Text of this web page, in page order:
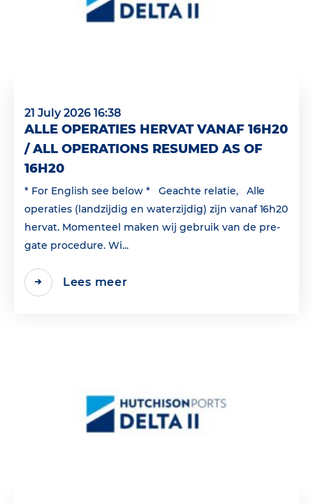
21 July 2026 16:38
ALLE OPERATIES HERVAT VANAF 16H20
/ ALL OPERATIONS RESUMED AS OF
16H20
* For English see below * Geachte relatie, Alle
operaties (landzijdig en waterzijdig) zijn vanaf 16h20
hervat. Momenteel maken wij gebruik van de pre-
gate procedure. Wi...
Lees meer